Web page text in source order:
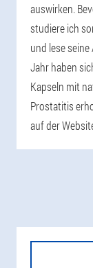
auswirken.
studiere ich
und lese
Jahr haben
Kapseln mit
Prostatitis
auf der